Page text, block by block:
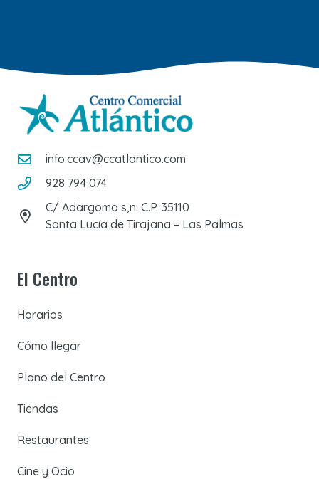
info.ccav@ccatlantico.com
928 794 074
C/ Adargoma s,n. C.P. 35110
Santa Lucía de Tirajana – Las Palmas
El Centro
Horarios
Cómo llegar
Plano del Centro
Tiendas
Restaurantes
Cine y Ocio